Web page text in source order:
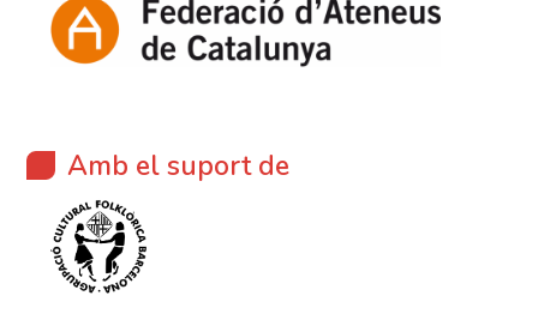
Amb el suport de